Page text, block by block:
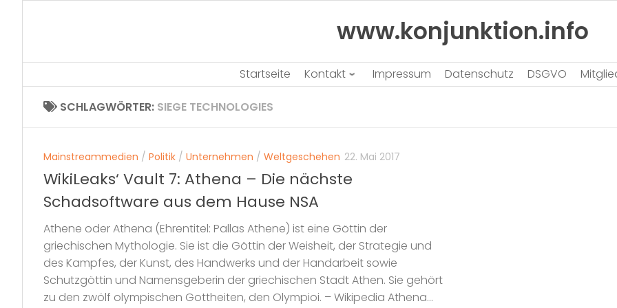
www.konjunktion.info
Startseite Kontakt Impressum Datenschutz DSGVO
SCHLAGWÖRTER: SIEGE TECHNOLOGIES
Mainstreammedien / Politik / Unternehmen / Weltgeschehen 22. Mai 2017
WikiLeaks‘ Vault 7: Athena – Die nächste
Schadsoftware aus dem Hause NSA
Athene oder Athena (Ehrentitel: Pallas Athene) ist eine Göttin der
griechischen Mythologie. Sie ist die Göttin der Weisheit, der Strategie und
des Kampfes, der Kunst, des Handwerks und der Handarbeit sowie
Schutzgöttin und Namensgeberin der griechischen Stadt Athen. Sie gehört
zu den zwölf olympischen Gottheiten, den Olympioi. – Wikipedia Athena...